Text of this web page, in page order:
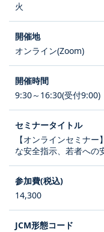
火
オンライン(Zoom)
9:30～16:30(受付9:00)
【オンラインセミナ
な安全指示、若者への
14,300